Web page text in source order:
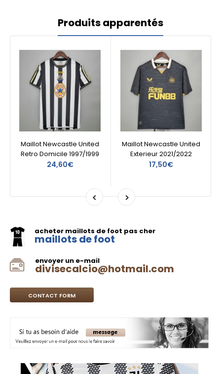
Produits apparentés
Maillot Newcastle United
Retro Domicile 1997/1999
24,60€
Maillot Newcastle United
Exterieur 2021/2022
17,50€
acheter maillots de foot pas cher
maillots de foot
envoyer un e-mail
divisecalcio@hotmail.com
CONTACT FORM